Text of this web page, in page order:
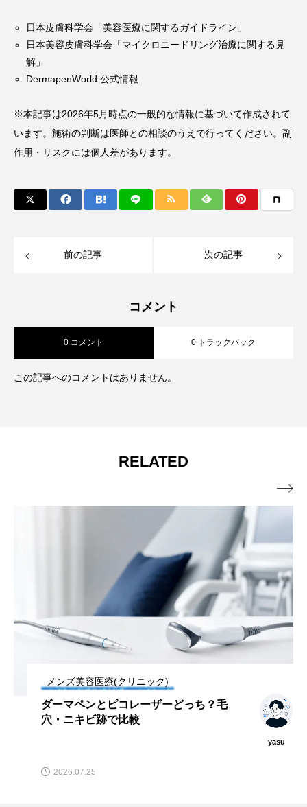
日本皮膚科学会「美容医療に関するガイドライン」
日本美容皮膚科学会「マイクロニードリング治療に関する見
解」
DermapenWorld 公式情報
※本記事は2026年5月時点の一般的な情報に基づいて作成されて
います。施術の判断は医師との相談のうえで行ってください。副
作用・リスクには個人差があります。
前の記事 次の記事
コメント
0 コメント 0 トラックバック
この記事へのコメントはありません。
RELATED
メンズ美容医療(クリニック)
ダーマペンとピコレーザーどっち？毛
穴・ニキビ跡で比較
yasu
2026.07.25
